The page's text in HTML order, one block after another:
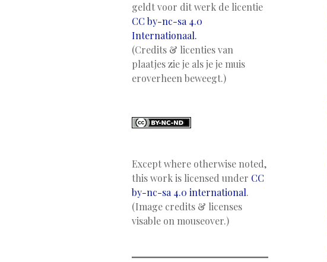
geldt voor dit werk de licentie
CC by-nc-sa 4.0
Internationaal.
(Credits & licenties van
plaatjes zie je als je je muis
eroverheen beweegt.)
Except where otherwise noted,
this work is licensed under CC
by-nc-sa 4.0 international.
(Image credits & licenses
visable on mouseover.)